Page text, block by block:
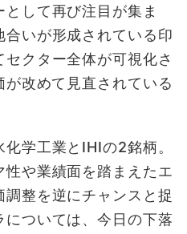
して再び注目が集ま
合いが形成されている印
クター全体が可視化さ
改めて見直されている
学工業とIHIの2銘柄。
性や業績面を踏まえたエ
整を逆にチャンスと捉
については、今日の下落